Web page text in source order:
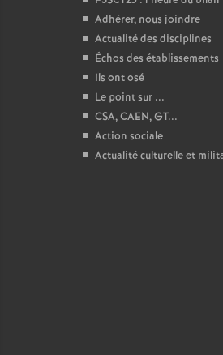
Adhérer, nous joindre
Actualité des disciplines
Échos des établissements
Ils ont osé
Le point sur ...
CSA, CAEN, GT...
Action sociale
Actualité culturelle et